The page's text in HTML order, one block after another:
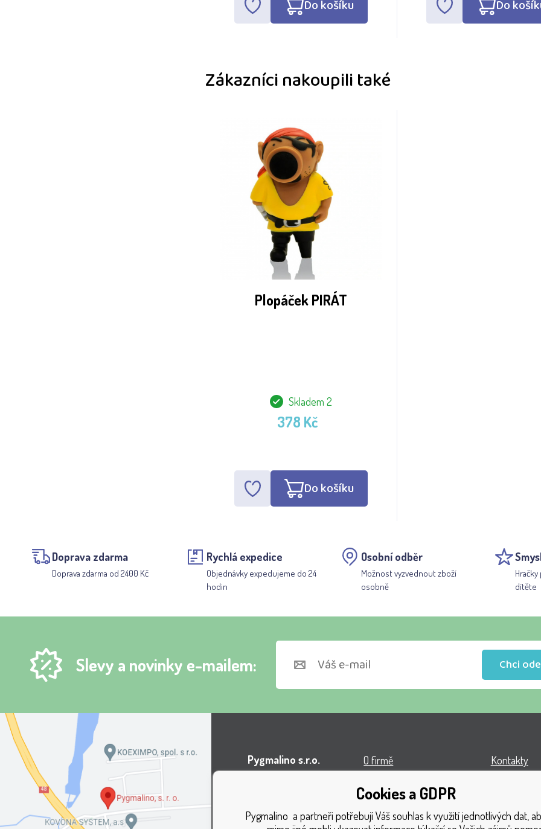
Do košíku Do
Zákazníci nakoupili také
Plopáček PIRÁT
Skladem 2
378 Kč
Do košíku
Doprava zdarma
Doprava zdarma od 2400 Kč
Rychlá expedice
Objednávky expedujeme do 24
hodin
Osobní odběr
Možnost vyzvednout zboží
osobně
dítěte
Slevy a novinky e-mailem: Chci
Pygmalino s.r.o.
737 01 Český Těšín
O firmě
Doprava
Platba
Kontakty
Katalog
Cookies a GDPR
Pygmalino a partneři potřebují Váš souhlas k využití jednotlivých dat,